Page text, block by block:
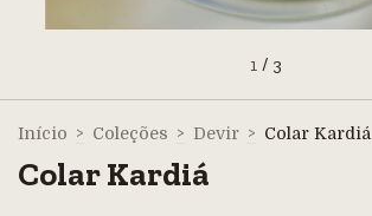
1/ 3
Início > Coleções > Devir > Colar Kardiá
Colar Kardiá